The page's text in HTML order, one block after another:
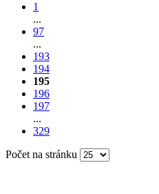
1
...
97
...
193
194
195
196
197
...
329
Počet na stránku